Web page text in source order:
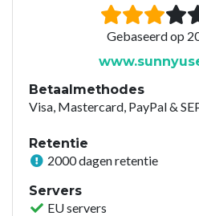
Gebaseerd op
Betaalmethodes
Visa, Mastercard, PayPal &
Retentie
2000 dagen retentie
Servers
EU servers